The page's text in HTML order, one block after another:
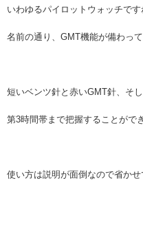
いわゆるパイロットウォッチです
名前の通り、GMT機能が備わって
短いベンツ針と赤いGMT針、そ
第3時間帯まで把握することがで
使い方は説明が面倒なので省かせ